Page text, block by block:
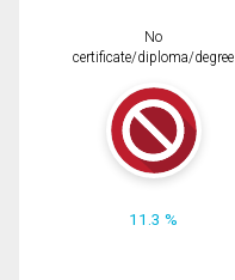
No
certificate/diploma/degree
11.3 %